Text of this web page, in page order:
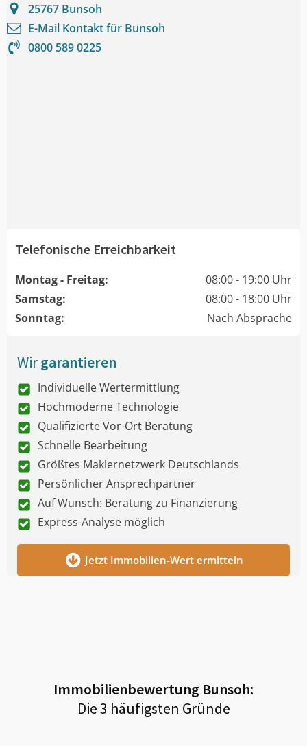
25767 Bunsoh
E-Mail Kontakt für Bunsoh
0800 589 0225
Telefonische Erreichbarkeit
Montag - Freitag:
08:00 - 19:00 Uhr
Samstag:
08:00 - 18:00 Uhr
Sonntag:
Nach Absprache
Wirgarantieren
Individuelle Wertermittlung
Hochmoderne Technologie
Qualifizierte Vor-Ort Beratung
Schnelle Bearbeitung
Größtes Maklernetzwerk Deutschlands
Persönlicher Ansprechpartner
Auf Wunsch: Beratung zu Finanzierung
Express-Analyse möglich
Jetzt Immobilien-Wert ermitteln
Immobilienbewertung Bunsoh:
Die 3 häufigsten Gründe